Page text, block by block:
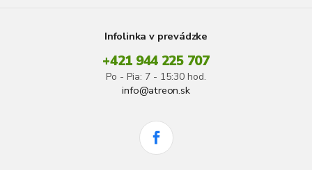
Infolinka v prevádzke
+421 944 225 707
Po - Pia: 7 - 15:30 hod.
info@atreon.sk